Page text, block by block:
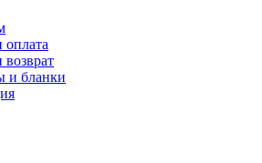
оплата
возврат
и бланки